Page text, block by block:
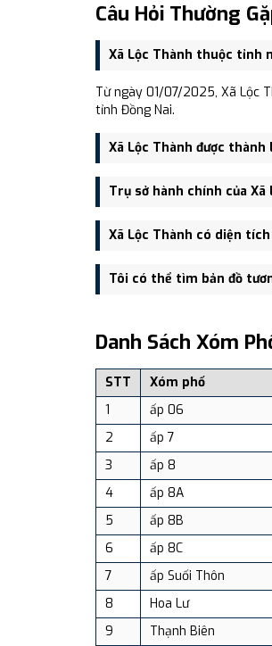
Câu Hỏi Thường
Xã Lộc Thành thuộc tỉnh
Từ ngày 01/07/2025, Xã Lộc
tỉnh Đồng Nai.
Xã Lộc Thành được
Xã Lộc Thành được thành lập
Trụ sở hành chính của Xã
Trụ sở hành chính mới của
Xã Lộc Thành có diện
Xã Lộc Thành có Diện tích:
Tôi có thể tìm bản đồ
dịch vụ và du lịch uy tín tại
Danh Sách Xóm
STT Xóm phố
1
ấp 06
2
ấp 7
3
ấp 8
4
ấp 8A
5
ấp 8B
6
ấp 8C
7
ấp Suối Thôn
8
Hoa Lư
9
Thạnh Biên